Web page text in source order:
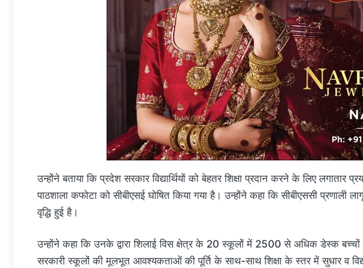
उन्होंने बताया कि प्रदेश सरकार विद्यार्थियों को बेहतर शिक्षा प्रदान करने के लिए लगातार
पाठशाला कफोटा को सीबीएसई घोषित किया गया है। उन्होंने कहा कि सीबीएससी प्रणाली
वृद्धि हुई है।
उन्होंने कहा कि उनके द्वारा शिलाई विस क्षेत्र के 20 स्कूलों में 2500 से अधिक डेस्क
सरकारी स्कूलों की मूलभूत आवश्यकताओं की पूर्ति के साथ-साथ शिक्षा के स्तर में सुधार व